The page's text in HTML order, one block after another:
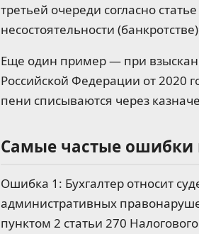
третьей очереди согласно
несостоятельности
Еще один пример — при
Российской Федерации от 2020
пени списываются через
Самые частые
Ошибка 1: Бухгалтер относит
административных
пунктом 2 статьи 270